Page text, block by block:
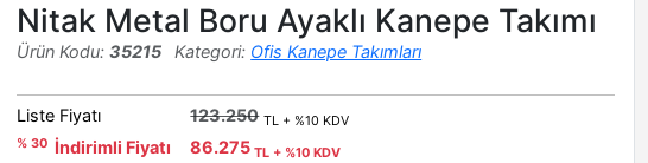
Nitak Metal Boru Ayaklı Kanepe Takımı
Ürün Kodu: 35215 Kategori: Ofis Kanepe Takımları
Liste Fiyatı 123.250 TL + %10 KDV
% 30 İndirimli Fiyatı 86.275TL + %10 KDV